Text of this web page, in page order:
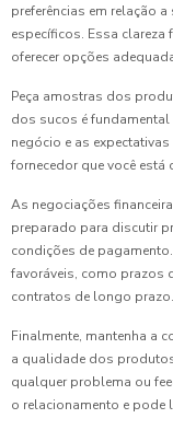
preferências em relação
específicos. Essa clareza
oferecer opções
Peça amostras dos
dos sucos é
negócio e as
fornecedor que você
As negociações
preparado para discutir
condições de
favoráveis, como prazos
contratos de longo prazo.
Finalmente, mantenha a
a qualidade dos
qualquer problema ou
o relacionamento e pode